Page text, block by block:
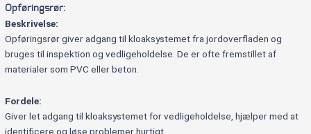
Opføringsrør:
Beskrivelse:
Opføringsrør giver adgang til kloaksystemet fra jordoverfladen og
bruges til inspektion og vedligeholdelse. De er ofte fremstillet af
materialer som PVC eller beton.
Fordele:
Giver let adgang til kloaksystemet for vedligeholdelse, hjælper med at
identificere og løse problemer hurtigt.